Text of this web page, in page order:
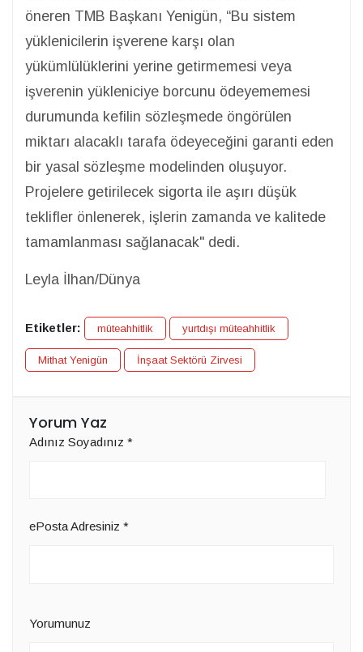
öneren TMB Başkanı Yenigün, “Bu sistem
yüklenicilerin işverene karşı olan
yükümlülüklerini yerine getirmemesi veya
işverenin yükleniciye borcunu ödeyememesi
durumunda kefilin sözleşmede öngörülen
miktarı alacaklı tarafa ödeyeceğini garanti eden
bir yasal sözleşme modelinden oluşuyor.
Projelere getirilecek sigorta ile aşırı düşük
teklifler önlenerek, işlerin zamanda ve kalitede
tamamlanması sağlanacak" dedi.
Leyla İlhan/Dünya
Etiketler: müteahhitlik yurtdışı müteahhitlik
Mithat Yenigün İnşaat Sektörü Zirvesi
Yorum Yaz
Adınız Soyadınız *
ePosta Adresiniz *
Yorumunuz